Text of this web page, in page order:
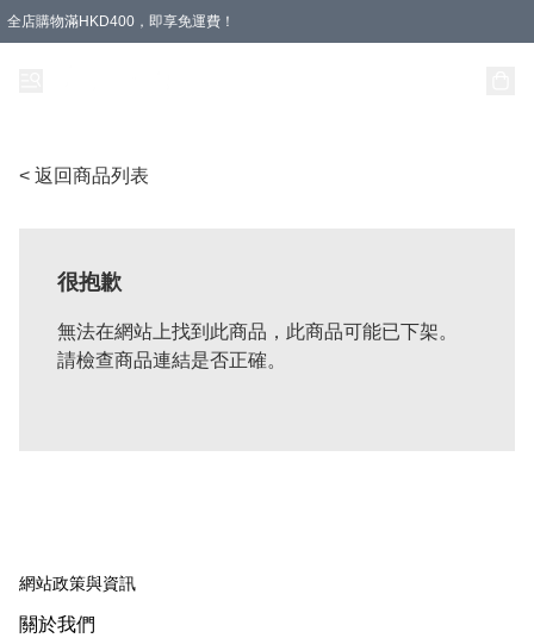
全店購物滿HKD400，即享免運費！
< 返回商品列表
很抱歉
無法在網站上找到此商品，此商品可能已下架。
請檢查商品連結是否正確。
網站政策與資訊
關於我們